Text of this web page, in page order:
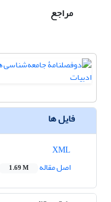
مراجع
فایل ها
اصل مقاله
1.69 M